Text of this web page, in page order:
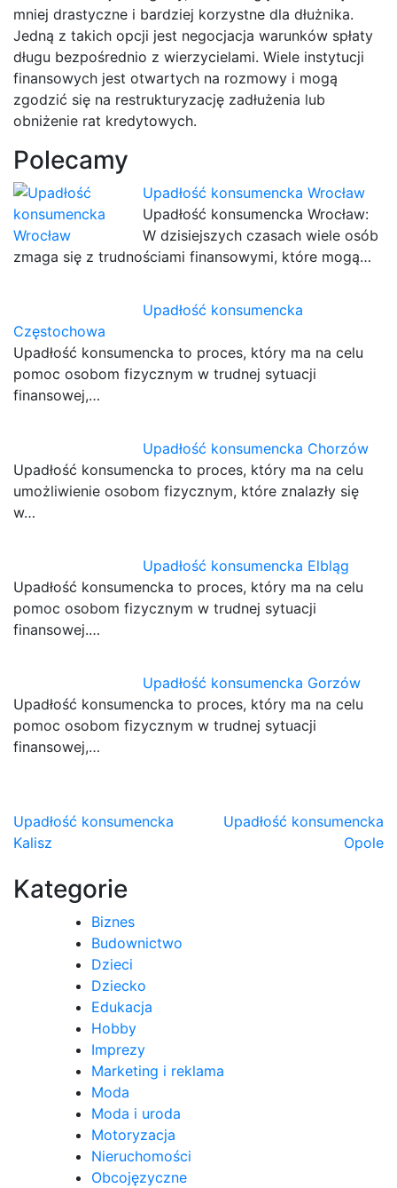
mniej drastyczne i bardziej korzystne dla dłużnika.
Jedną z takich opcji jest negocjacja warunków spłaty
długu bezpośrednio z wierzycielami. Wiele instytucji
finansowych jest otwartych na rozmowy i mogą
zgodzić się na restrukturyzację zadłużenia lub
obniżenie rat kredytowych.
Polecamy
Upadłość konsumencka Wrocław
Upadłość konsumencka Wrocław:
W dzisiejszych czasach wiele osób
zmaga się z trudnościami finansowymi, które mogą…
Upadłość konsumencka
Częstochowa
Upadłość konsumencka to proces, który ma na celu
pomoc osobom fizycznym w trudnej sytuacji
finansowej,…
Upadłość konsumencka Chorzów
Upadłość konsumencka to proces, który ma na celu
umożliwienie osobom fizycznym, które znalazły się
w…
Upadłość konsumencka Elbląg
Upadłość konsumencka to proces, który ma na celu
pomoc osobom fizycznym w trudnej sytuacji
finansowej.…
Upadłość konsumencka Gorzów
Upadłość konsumencka to proces, który ma na celu
pomoc osobom fizycznym w trudnej sytuacji
finansowej,…
Nawigacja
wpisu
Upadłość konsumencka
Kalisz
Upadłość konsumencka
Opole
Kategorie
Biznes
Budownictwo
Dzieci
Dziecko
Edukacja
Hobby
Imprezy
Marketing i reklama
Moda
Moda i uroda
Motoryzacja
Nieruchomości
Obcojęzyczne